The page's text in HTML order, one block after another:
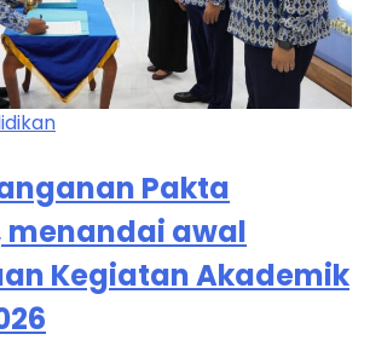
Pakta
awal
Kegiatan Akademik